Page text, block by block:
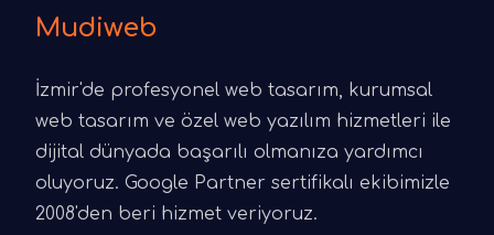
Mudiweb
İzmir'de profesyonel web tasarım, kurumsal
web tasarım ve özel web yazılım hizmetleri ile
dijital dünyada başarılı olmanıza yardımcı
oluyoruz. Google Partner sertifikalı ekibimizle
2008'den beri hizmet veriyoruz.